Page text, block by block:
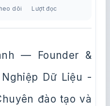
dõi Lượt đọc
— Founder &
Nghiệp Dữ Liệu -
đào tạo và